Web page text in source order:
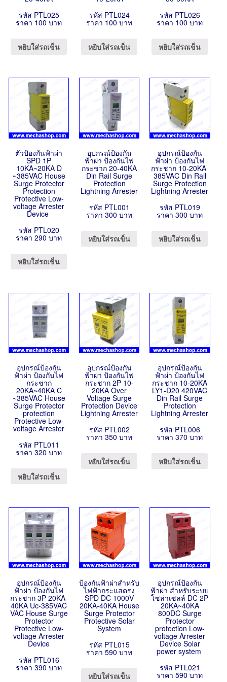
รหัส PTL025
ราคา 100 บาท
หยิบใส่รถเข็น
รหัส PTL024
ราคา 100 บาท
หยิบใส่รถเข็น
รหัส PTL026
ราคา 100 บาท
หยิบใส่รถเข็น
ตัวป้องกันฟ้าผ่า
SPD 1P
10KA~20KA D
~385VAC House
Surge Protector
Protection
Protective Low-
voltage Arrester
Device
รหัส PTL020
ราคา 290 บาท
หยิบใส่รถเข็น
อุปกรณ์ป้องกัน
ฟ้าผ่า ป้องกันไฟ
กระชาก 20-40KA
Din Rail Surge
Protection
Lightning Arrester
รหัส PTL001
ราคา 300 บาท
หยิบใส่รถเข็น
อุปกรณ์ป้องกัน
ฟ้าผ่า ป้องกันไฟ
กระชาก 10-20KA
385VAC Din Rail
Surge Protection
Lightning Arrester
รหัส PTL019
ราคา 300 บาท
หยิบใส่รถเข็น
อุปกรณ์ป้องกัน
ฟ้าผ่า ป้องกันไฟ
กระชาก
20KA~40KA C
~385VAC House
Surge Protector
protection
Protective Low-
voltage Arrester
รหัส PTL011
ราคา 320 บาท
หยิบใส่รถเข็น
อุปกรณ์ป้องกัน
ฟ้าผ่า ป้องกันไฟ
กระชาก 2P 10-
20KA Over
Voltage Surge
Protection Device
Lightning Arrester
รหัส PTL002
ราคา 350 บาท
หยิบใส่รถเข็น
อุปกรณ์ป้องกัน
ฟ้าผ่า ป้องกันไฟ
กระชาก 10-20KA
LY1-D20 420VAC
Din Rail Surge
Protection
Lightning Arrester
รหัส PTL006
ราคา 370 บาท
หยิบใส่รถเข็น
อุปกรณ์ป้องกัน
ฟ้าผ่า ป้องกันไฟ
กระชาก 3P 20KA-
40KA Uc-385VAC
VAC House Surge
Protector
Protective Low-
voltage Arrester
Device
รหัส PTL016
ราคา 390 บาท
ป้องกันฟ้าผ่าสำหรับ
ไฟฟ้ากระแสตรง
SPD DC 1000V
20KA-40KA House
Surge Protector
Protective Solar
System
รหัส PTL015
ราคา 590 บาท
หยิบใส่รถเข็น
อุปกรณ์ป้องกัน
ฟ้าผ่า สำหรับระบบ
โซล่าเซลล์ DC 2P
20KA~40KA
800DC Surge
Protector
protection Low-
voltage Arrester
Device Solar
power system
รหัส PTL021
ราคา 590 บาท